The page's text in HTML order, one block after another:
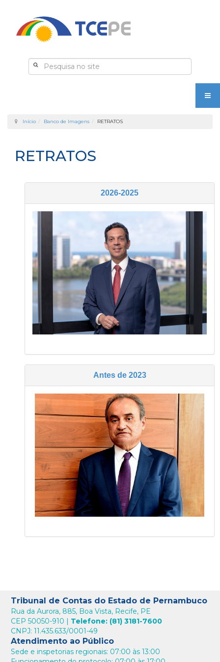
Início Banco de Imagens RETRATOS
RETRATOS
2026-2025
Antes de 2023
Tribunal de Contas do Estado de Pernambuco
Rua da Aurora, 885, Boa Vista, Recife, PE
CEP 50050-910 | Telefone: (81) 3181-7600
CNPJ: 11.435.633/0001-49
Atendimento ao Público
Sede e inspetorias regionais: 07:00 às 13:00